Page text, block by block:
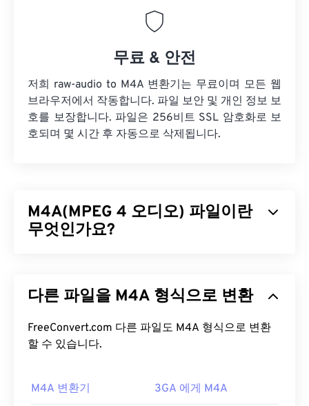
무료 & 안전
저희 raw-audio to M4A 변환기는 무료이며 모든 웹
브라우저에서 작동합니다. 파일 보안 및 개인 정보 보
호를 보장합니다. 파일은 256비트 SSL 암호화로 보
호되며 몇 시간 후 자동으로 삭제됩니다.
M4A(MPEG 4 오디오) 파일이란
무엇인가요?
두 가지 코더-디코더 알고리즘 중 하나를 사용하여
다른 모든 오디오 파일 형식과 비교했을때MP3파
일보다 크기는 작지만 품질은 더 좋습니다. MP3와
M4A 파일을 어떻게 여나요?
다른 파일을 M4A 형식으로 변환
FreeConvert.com 다른 파일도 M4A 형식으로 변환
할 수 있습니다.
M4A 변환기 3GA 에게 M4A